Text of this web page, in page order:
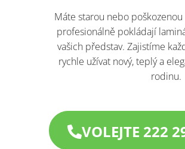
Máte starou nebo
profesionálně pokládají
vašich představ. Zajistíme
rychle užívat nový, teplý a
rodinu.
VOLEJTE 222